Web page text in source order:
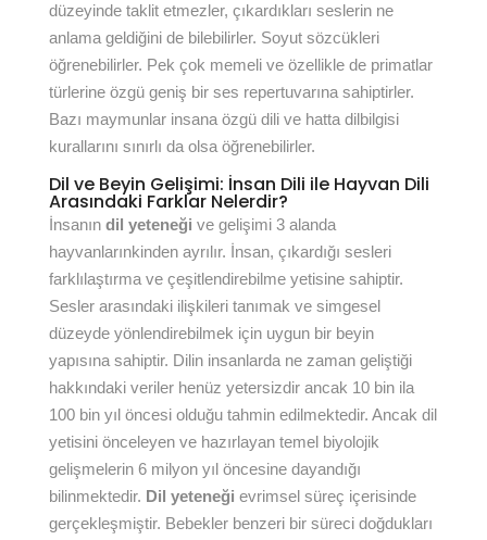
düzeyinde taklit etmezler, çıkardıkları seslerin ne
anlama geldiğini de bilebilirler. Soyut sözcükleri
öğrenebilirler. Pek çok memeli ve özellikle de primatlar
türlerine özgü geniş bir ses repertuvarına sahiptirler.
Bazı maymunlar insana özgü dili ve hatta dilbilgisi
kurallarını sınırlı da olsa öğrenebilirler.
Dil ve Beyin Gelişimi: İnsan Dili ile Hayvan Dili
Arasındaki Farklar Nelerdir?
İnsanın dil yeteneği ve gelişimi 3 alanda
hayvanlarınkinden ayrılır. İnsan, çıkardığı sesleri
farklılaştırma ve çeşitlendirebilme yetisine sahiptir.
Sesler arasındaki ilişkileri tanımak ve simgesel
düzeyde yönlendirebilmek için uygun bir beyin
yapısına sahiptir. Dilin insanlarda ne zaman geliştiği
hakkındaki veriler henüz yetersizdir ancak 10 bin ila
100 bin yıl öncesi olduğu tahmin edilmektedir. Ancak dil
yetisini önceleyen ve hazırlayan temel biyolojik
gelişmelerin 6 milyon yıl öncesine dayandığı
bilinmektedir. Dil yeteneği evrimsel süreç içerisinde
gerçekleşmiştir. Bebekler benzeri bir süreci doğdukları